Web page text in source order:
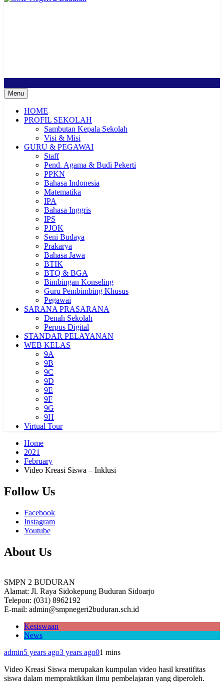
Menu
HOME
PROFIL SEKOLAH
Sambutan Kepala Sekolah
Visi & Misi
GURU & PEGAWAI
Staff
Pend. Agama & Budi Pekerti
PPKN
Bahasa Indonesia
Matematika
IPA
Bahasa Inggris
IPS
PJOK
Seni Budaya
Prakarya
Bahasa Jawa
BTIK
BTQ & BGA
Bimbingan Konseling
Guru Pembimbing Khusus
Pegawai
SARANA PRASARANA
Denah Sekolah
Perpus Digital
STANDAR PELAYANAN
WEB KELAS
9A
9B
9C
9D
9E
9F
9G
9H
Virtual Tour
Home
2021
February
Video Kreasi Siswa – Inklusi
Follow Us
Facebook
Instagram
Youtube
About Us
SMPN 2 BUDURAN
Alamat: Jl. Raya Sidokepung Buduran Sidoarjo
Telepon: (031) 8962192
E-mail: admin@smpnegeri2buduran.sch.id
Kesiswaan
News
admin5 years ago3 years ago01 mins
Video Kreasi Siswa merupakan kumpulan video hasil kreatifitas
siswa dalam mempraktikkan ilmu pembelajaran yang diperoleh.